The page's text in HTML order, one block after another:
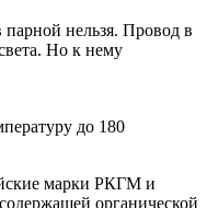
нельзя. Провод в
Но к нему
до 180
марки РКГМ и
органической